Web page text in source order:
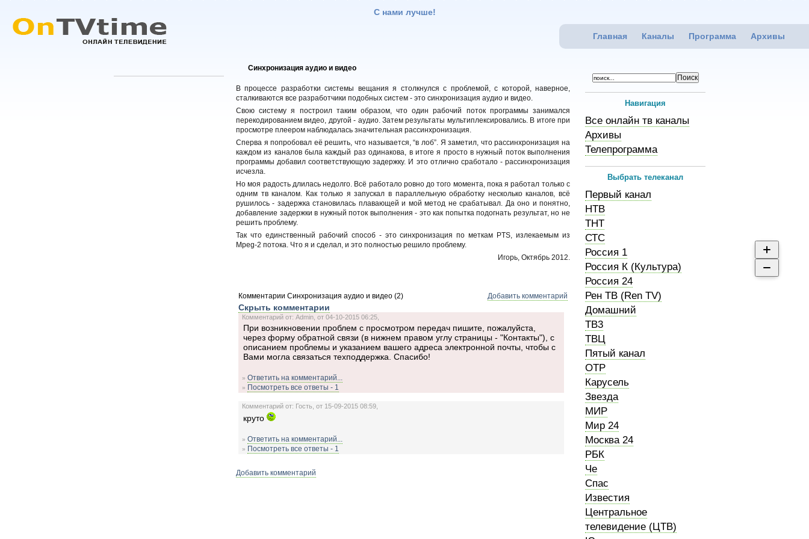
С нами лучше!
Главная Каналы Программа Архивы
Синхронизация аудио и видео
В процессе разработки системы вещания я столкнулся с проблемой, с которой, наверное,
сталкиваются все разработчики подобных систем - это синхронизация аудио и видео.
Свою систему я построил таким образом, что один рабочий поток программы занимался
перекодированием видео, другой - аудио. Затем результаты мультиплексировались. В итоге при
просмотре плеером наблюдалась значительная рассинхронизация.
Сперва я попробовал её решить, что называется, “в лоб”. Я заметил, что рассинхронизация на
каждом из каналов была каждый раз одинакова, в итоге я просто в нужный поток выполнения
программы добавил соответствующую задержку. И это отлично сработало - рассинхронизация
исчезла.
Но моя радость длилась недолго. Всё работало ровно до того момента, пока я работал только с
одним тв каналом. Как только я запускал в параллельную обработку несколько каналов, всё
рушилось - задержка становилась плавающей и мой метод не срабатывал. Да оно и понятно,
добавление задержки в нужный поток выполнения - это как попытка подогнать результат, но не
решить проблему.
Так что единственный рабочий способ - это синхронизация по меткам PTS, излекаемым из
Mpeg-2 потока. Что я и сделал, и это полностью решило проблему.
Игорь, Октябрь 2012.
Комментарии Синхронизация аудио и видео (2) Добавить комментарий
Скрыть комментарии
Комментарий от: Admin, от 04-10-2015 06:25,
При возникновении проблем с просмотром передач пишите, пожалуйста,
через форму обратной связи (в нижнем правом углу страницы - "Контакты"), с
описанием проблемы и указанием вашего адреса электронной почты, чтобы с
Вами могла связаться техподдержка. Спасибо!
» Ответить на комментарий...
» Посмотреть все ответы - 1
Комментарий от: Гость, от 15-09-2015 08:59,
круто
» Ответить на комментарий...
» Посмотреть все ответы - 1
Добавить комментарий
Навигация
Все онлайн тв каналы
Архивы
Телепрограмма
Выбрать телеканал
Первый канал
НТВ
ТНТ
СТС
Россия 1
Россия К (Культура)
Россия 24
Рен ТВ (Ren TV)
Домашний
ТВ3
ТВЦ
Пятый канал
ОТР
Карусель
Звезда
МИР
Мир 24
Москва 24
РБК
Че
Спас
Известия
Центральное
телевидение (ЦТВ)